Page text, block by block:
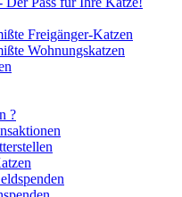
Freigänger-Katzen
Wohnungskatzen
?